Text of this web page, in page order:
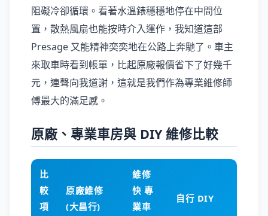
阻礙冷卻循環。看著水溫錶穩穩地停在中間位
置，散熱風扇也能按時介入運作，我知道這部
Presage 又能精神奕奕地在公路上奔馳了。車主
來取車時看到帳單，比起原廠報價省下了好幾千
元，連聲向我道謝，這就是我們作為專業維修師
傅最大的滿足感。
原廠、專業車房與 DIY 維修比較
比
較
項
原廠維修
(大昌行)
維修
快 專
業車
自行 DIY